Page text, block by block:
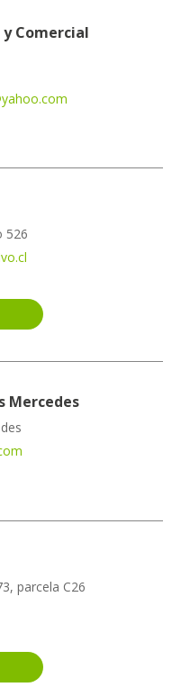
Comercial
526
Mercedes
parcela C26